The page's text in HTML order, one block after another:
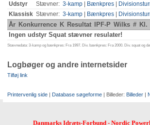
Udstyr
Stævner: 3-kamp Bænkpres
Klassisk Stævner: 3-kamp Bænkpres
År Konkurrence K Resultat IPF-P Wilks # Kl.
Ingen udstyr Squat stævner resulater!
Stævnedata: 3-kamp og bænkpres: Fra 1997. Div. bænkpres: Fra 2000. Div. squat og
Logbøger og andre internetsider
Tilføj link
Printervenlig side | Database søgeforme | Billeder: Billeder |
Danmarks Idræts-Forbund- Nordic